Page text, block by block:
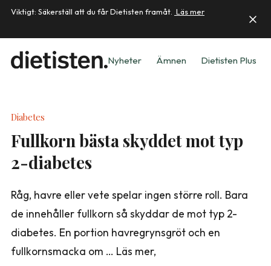
Viktigt: Säkerställ att du får Dietisten framåt. Läs mer
Nyheter Ämnen Dietisten Plus
Diabetes
Fullkorn bästa skyddet mot typ
2-diabetes
Råg, havre eller vete spelar ingen större roll. Bara
de innehåller fullkorn så skyddar de mot typ 2-
diabetes. En portion havregrynsgröt och en
fullkornsmacka om … Läs mer,